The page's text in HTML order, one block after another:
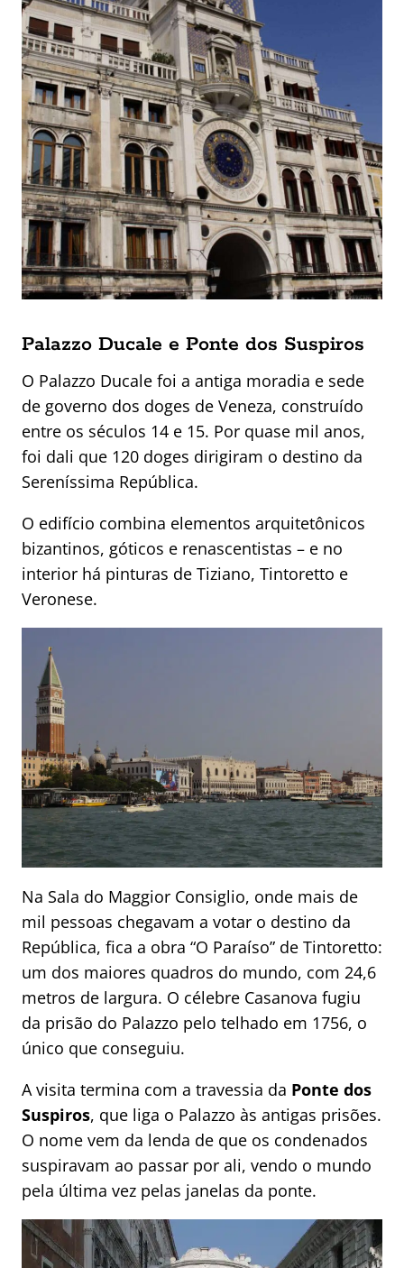
Palazzo Ducale e Ponte dos Suspiros
O Palazzo Ducale foi a antiga moradia e sede
de governo dos doges de Veneza, construído
entre os séculos 14 e 15. Por quase mil anos,
foi dali que 120 doges dirigiram o destino da
Sereníssima República.
O edifício combina elementos arquitetônicos
bizantinos, góticos e renascentistas – e no
interior há pinturas de Tiziano, Tintoretto e
Veronese.
Na Sala do Maggior Consiglio, onde mais de
mil pessoas chegavam a votar o destino da
República, fica a obra “O Paraíso” de Tintoretto:
um dos maiores quadros do mundo, com 24,6
metros de largura. O célebre Casanova fugiu
da prisão do Palazzo pelo telhado em 1756, o
único que conseguiu.
A visita termina com a travessia da Ponte dos
Suspiros, que liga o Palazzo às antigas prisões.
O nome vem da lenda de que os condenados
suspiravam ao passar por ali, vendo o mundo
pela última vez pelas janelas da ponte.